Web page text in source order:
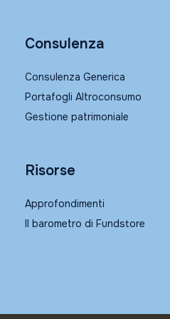
Consulenza
Consulenza Generica
Portafogli Altroconsumo
Gestione patrimoniale
Risorse
Approfondimenti
Il barometro di Fundstore